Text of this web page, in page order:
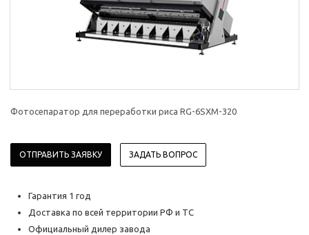
Фотосепаратор для переработки риса RG-6SXM-320
ОТПРАВИТЬ ЗАЯВКУ ЗАДАТЬ ВОПРОС
Гарантия 1 год
Доставка по всей территории РФ и ТС
Официальный дилер завода